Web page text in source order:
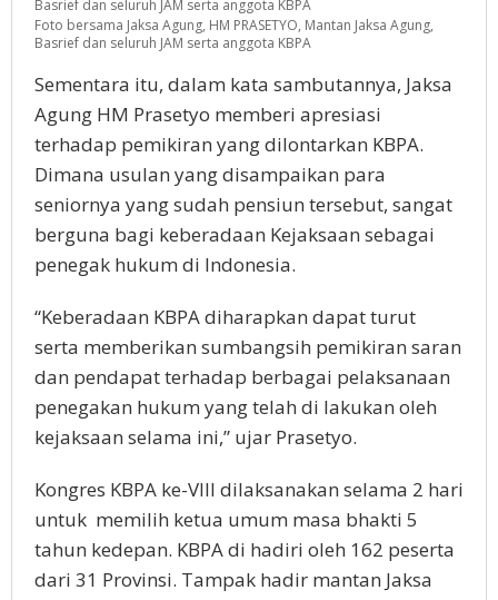
Foto bersama Jaksa Agung, HM PRASETYO, Mantan Jaksa Agung,
Basrief dan seluruh JAM serta anggota KBPA
Sementara itu, dalam kata sambutannya, Jaksa
Agung HM Prasetyo memberi apresiasi
terhadap pemikiran yang dilontarkan KBPA.
Dimana usulan yang disampaikan para
seniornya yang sudah pensiun tersebut, sangat
berguna bagi keberadaan Kejaksaan sebagai
penegak hukum di Indonesia.
“Keberadaan KBPA diharapkan dapat turut
serta memberikan sumbangsih pemikiran saran
dan pendapat terhadap berbagai pelaksanaan
penegakan hukum yang telah di lakukan oleh
kejaksaan selama ini,” ujar Prasetyo.
Kongres KBPA ke-VIII dilaksanakan selama 2 hari
untuk memilih ketua umum masa bhakti 5
tahun kedepan. KBPA di hadiri oleh 162 peserta
dari 31 Provinsi. Tampak hadir mantan Jaksa